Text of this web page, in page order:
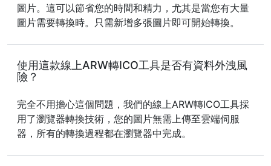
圖片。這可以節省您的時間和精力，尤其是當您有大量
圖片需要轉換時。只需新增多張圖片即可開始轉換。
使用這款線上ARW轉ICO工具是否有資料外洩風
險？
完全不用擔心這個問題，我們的線上ARW轉ICO工具採
用了瀏覽器轉換技術，您的圖片無需上傳至雲端伺服
器，所有的轉換過程都在瀏覽器中完成。